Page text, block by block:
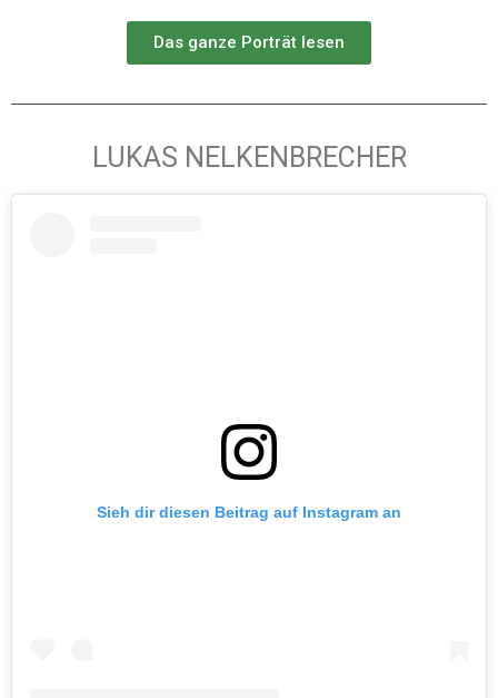
Das ganze Porträt lesen
LUKAS NELKENBRECHER
Sieh dir diesen Beitrag auf Instagram an